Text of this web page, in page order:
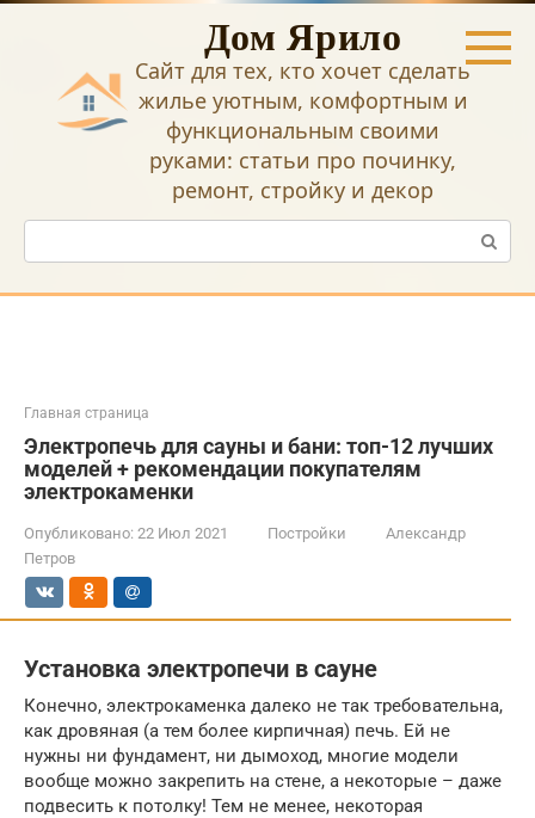
Перейти
Дом Ярило
Сайт для тех, кто хочет сделать
жилье уютным, комфортным и
функциональным своими
руками: статьи про починку,
ремонт, стройку и декор
Поиск:
Главная страница
Электропечь для сауны и бани: топ-12 лучших
моделей + рекомендации покупателям
электрокаменки
Опубликовано: 22 Июл 2021 Постройки
Александр
Петров
Установка электропечи в сауне
Конечно, электрокаменка далеко не так требовательна,
как дровяная (а тем более кирпичная) печь. Ей не
нужны ни фундамент, ни дымоход, многие модели
вообще можно закрепить на стене, а некоторые – даже
подвесить к потолку! Тем не менее, некоторая